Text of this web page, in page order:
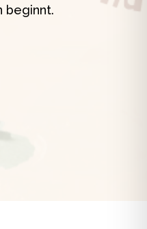
beginnt.